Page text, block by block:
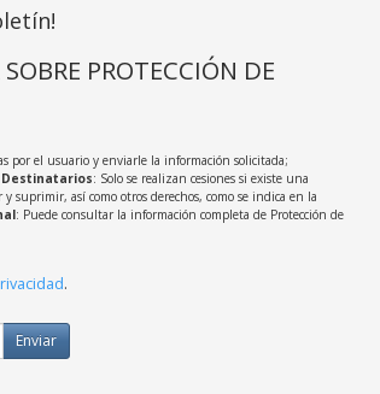
PROTECCIÓN DE
por el usuario y enviarle la información solicitada;
Destinatarios: Solo se realizan cesiones si existe una
y suprimir, así como otros derechos, como se indica en la
: Puede consultar la información completa de Protección de
.
Enviar